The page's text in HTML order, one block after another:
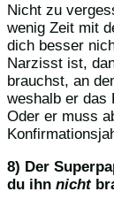
Nicht zu
wenig Zeit mit
dich besser
Narzisst ist,
brauchst, an
weshalb er das
Oder er muss
8) Der
du ihn nicht